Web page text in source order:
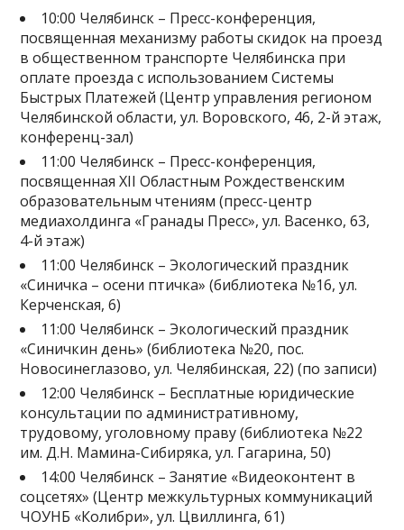
10:00 Челябинск – Пресс-конференция,
посвященная механизму работы скидок на проезд
в общественном транспорте Челябинска при
оплате проезда с использованием Системы
Быстрых Платежей (Центр управления регионом
Челябинской области, ул. Воровского, 46, 2-й этаж,
конференц-зал)
11:00 Челябинск – Пресс-конференция,
посвященная XII Областным Рождественским
образовательным чтениям (пресс-центр
медиахолдинга «Гранады Пресс», ул. Васенко, 63,
4-й этаж)
11:00 Челябинск – Экологический праздник
«Синичка – осени птичка» (библиотека №16, ул.
Керченская, 6)
11:00 Челябинск – Экологический праздник
«Синичкин день» (библиотека №20, пос.
Новосинеглазово, ул. Челябинская, 22) (по записи)
12:00 Челябинск – Бесплатные юридические
консультации по административному,
трудовому, уголовному праву (библиотека №22
им. Д.Н. Мамина-Сибиряка, ул. Гагарина, 50)
14:00 Челябинск – Занятие «Видеоконтент в
соцсетях» (Центр межкультурных коммуникаций
ЧОУНБ «Колибри», ул. Цвиллинга, 61)